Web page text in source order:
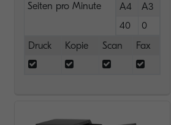
Seiten pro Minute
A4
A3
40
0
Druck
Kopie Scan Fax